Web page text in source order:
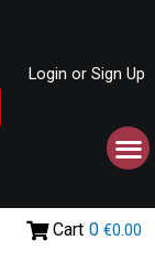
Login or Sign Up
Cart 0 €0.00